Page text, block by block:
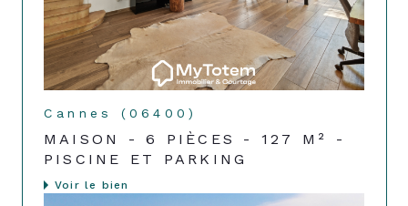
Cannes (06400)
MAISON - 6 PIÈCES - 127 M² -
PISCINE ET PARKING
Voir le bien